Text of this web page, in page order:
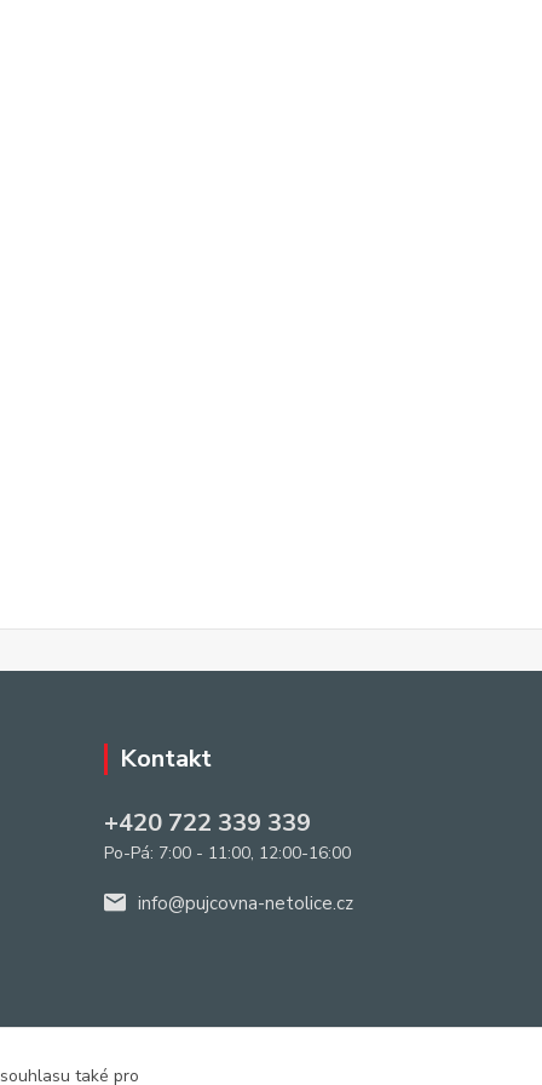
Kontakt
+420 722 339 339
Po-Pá: 7:00 - 11:00, 12:00-16:00
info@pujcovna-netolice.cz
také pro